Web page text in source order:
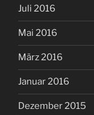
Juli 2016
Mai 2016
März 2016
Januar 2016
Dezember 2015